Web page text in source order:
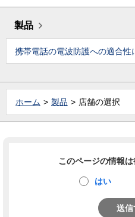
製品
携帯電話の電波防護への適合性
ホーム 製品 店舗の選択
このページの情報
はい
送信